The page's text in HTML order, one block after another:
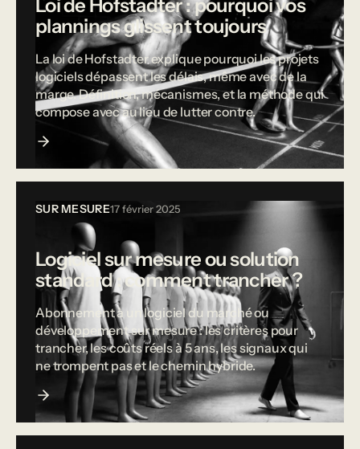
Loi de Hofstadter : pourquoi vos
plannings glissent toujours
La loi de Hofstadter explique pourquoi les projets
logiciels dépassent les délais, même avec de la
marge. Définition, mécanismes, et la méthode qui
compose avec au lieu de lutter contre.
SUR MESURE17 février 2025
Logiciel sur mesure ou solution
standard : comment trancher ?
Abonnement à un logiciel du marché ou
développement sur mesure : les critères pour
trancher, les coûts réels à 5 ans, les signaux qui
ne trompent pas et le chemin hybride.